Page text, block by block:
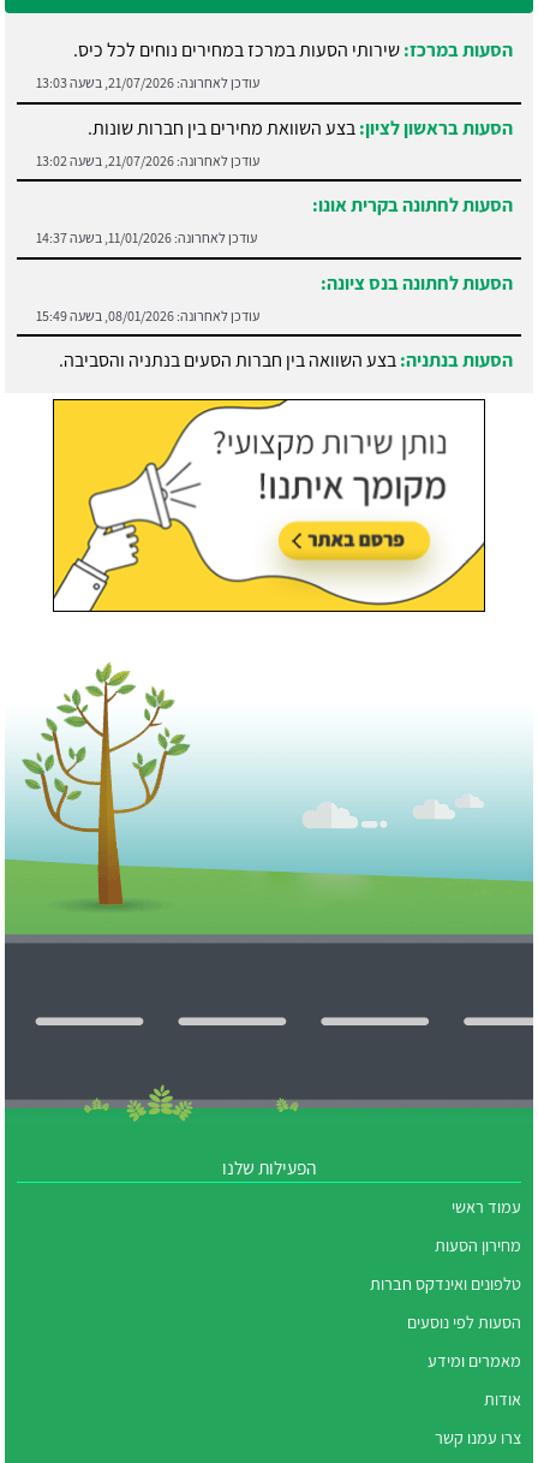
הסעות במרכז:שירותי הסעות במרכז במחירים נוחים לכל כיס.
עודכן לאחרונה: 21/07/2026, בשעה 13:03
הסעות בראשון לציון:בצע השוואת מחירים בין חברות שונות.
עודכן לאחרונה: 21/07/2026, בשעה 13:02
הסעות לחתונה בקרית אונו:
עודכן לאחרונה: 11/01/2026, בשעה 14:37
הסעות לחתונה בנס ציונה:
עודכן לאחרונה: 08/01/2026, בשעה 15:49
הסעות בנתניה:בצע השוואה בין חברות הסעים בנתניה והסביבה.
הפעילות שלנו
עמוד ראשי
מחירון הסעות
טלפונים ואינדקס חברות
הסעות לפי נוסעים
מאמרים ומידע
אודות
צרו עמנו קשר